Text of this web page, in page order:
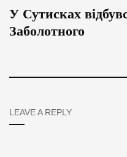
У Сутисках
Заболотного
LEAVE A REPLY